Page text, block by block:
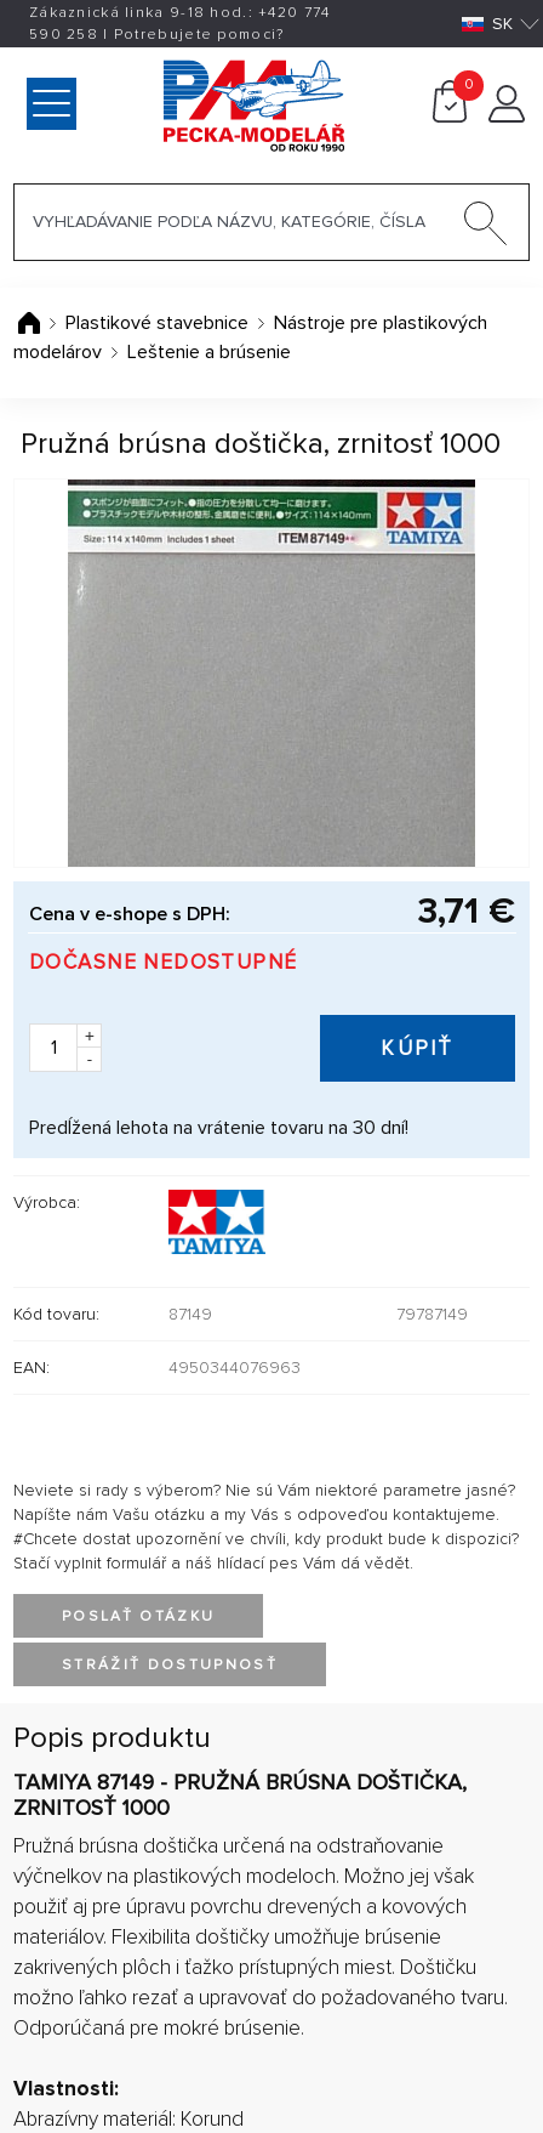
Zákaznická linka 9-18 hod.:+420 774
590 258 | Potrebujete pomoci? SK
0
Plastikové stavebnice
Nástroje pre plastikových
modelárov
Leštenie a brúsenie
Pružná brúsna doštička, zrnitosť 1000
Cena v e-shope s DPH: 3,71 €
DOČASNE NEDOSTUPNÉ
+
-
KÚPIŤ
Predĺžená lehota na vrátenie tovaru na 30 dní!
Výrobca:
Kód tovaru: 87149 79787149
EAN: 4950344076963
Neviete si rady s výberom? Nie sú Vám niektoré parametre jasné?
Napíšte nám Vašu otázku a my Vás s odpoveďou kontaktujeme.
#Chcete dostat upozornění ve chvíli, kdy produkt bude k dispozici?
Stačí vyplnit formulář a náš hlídací pes Vám dá vědět.
POSLAŤ OTÁZKU
STRÁŽIŤ DOSTUPNOSŤ
Popis produktu
TAMIYA 87149 - PRUŽNÁ BRÚSNA DOŠTIČKA,
ZRNITOSŤ 1000
Pružná brúsna doštička určená na odstraňovanie
výčnelkov na plastikových modeloch. Možno jej však
použiť aj pre úpravu povrchu drevených a kovových
materiálov. Flexibilita doštičky umožňuje brúsenie
zakrivených plôch i ťažko prístupných miest. Doštičku
možno ľahko rezať a upravovať do požadovaného tvaru.
Odporúčaná pre mokré brúsenie.
Vlastnosti:
Abrazívny materiál: Korund